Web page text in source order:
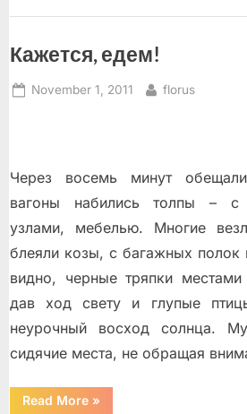
Кажется, едем!
Posted
November 1, 2011 By
florus
Через восемь минут
вагоны набились толпы – с
узлами, мебелью. Многие
блеяли козы, с багажных полок
видно, чeрные тряпки местами
дав ход свету и глупые
неурочный восход солнца.
сидячие места, не обращая
Read More“Кажется,
»